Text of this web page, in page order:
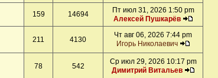
159 14694
Пт июл 31, 2026 1:50 pm
Алексей Пушкарёв
211 4130
Чт авг 06, 2026 7:44 pm
Игорь Николаевич
78 542
Ср июл 29, 2026 10:17 pm
Димитрий Витальев